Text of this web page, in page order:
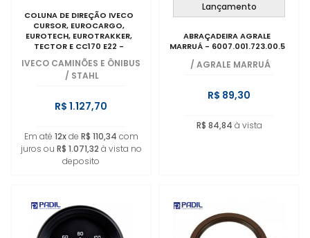
COLUNA DE DIREÇÃO IVECO
CURSOR, EUROCARGO,
EUROTECH, EUROTRAKKER,
TECTOR E CC170 E22 -
5801288375
IVECO CAMINÕES E ÔNIBUS
/ STAHL
R$ 1.127,70
Em até 12xde R$ 110,34 com
juros ou R$ 1.071,32 à vista no
deposito
Lançamento
ABRAÇADEIRA AGRALE
MARRUÁ - 6007.001.723.00.5
/ AGRALE MARRUÁ
R$ 89,30
R$ 84,84 à vista